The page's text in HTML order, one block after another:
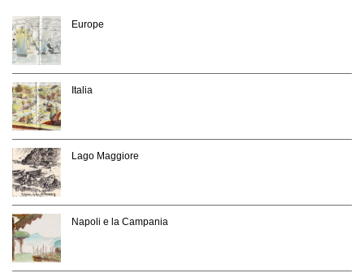
Europe
Italia
Lago Maggiore
Napoli e la Campania